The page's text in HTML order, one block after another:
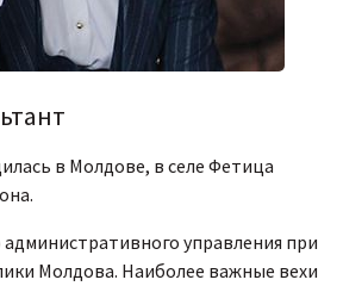
в Молдове, в селе Фетица
управления при
Молдова. Наиболее важные вехи